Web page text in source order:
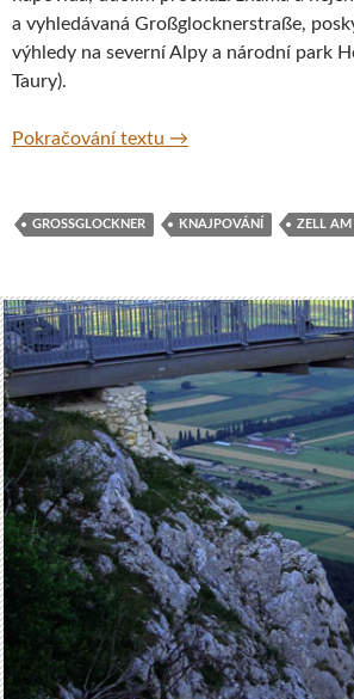
a vyhledávaná Großglocknerstraße,
výhledy na severní Alpy a národní park
Taury).
Pokračování textu Bad Fusch –
→
GROSSGLOCKNER KNAJPOVÁNÍ ZELL AM